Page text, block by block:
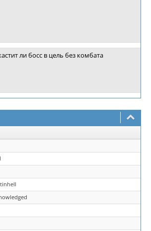
ли босс в цель без комбата